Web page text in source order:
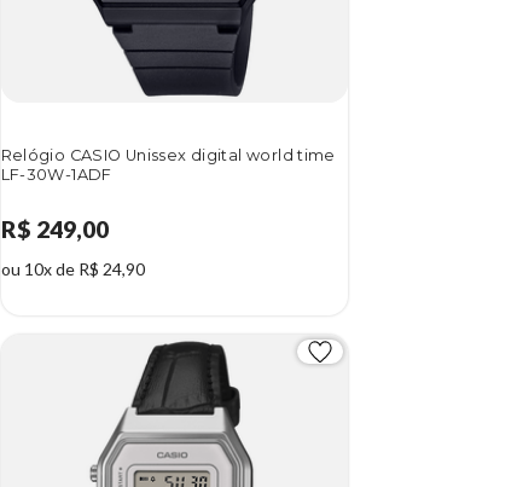
Relógio CASIO Unissex digital world time
LF-30W-1ADF
R$ 249,00
ou 10x de R$ 24,90